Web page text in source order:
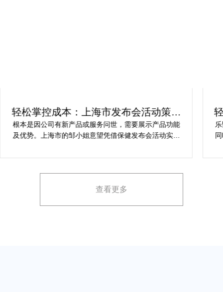
轻松掌控成本：上海市发布会活动策划
方案指南
根本是因公司有新产品或服务问世，需要展示产品功能
及优势。上海市的邹小姐意望凭借保健发布会活动实现
占有率。在策划时间里却遇到这些难题缺乏专业的产品
展示方案，以最大化媒体报道和消费者关注。
查看更多